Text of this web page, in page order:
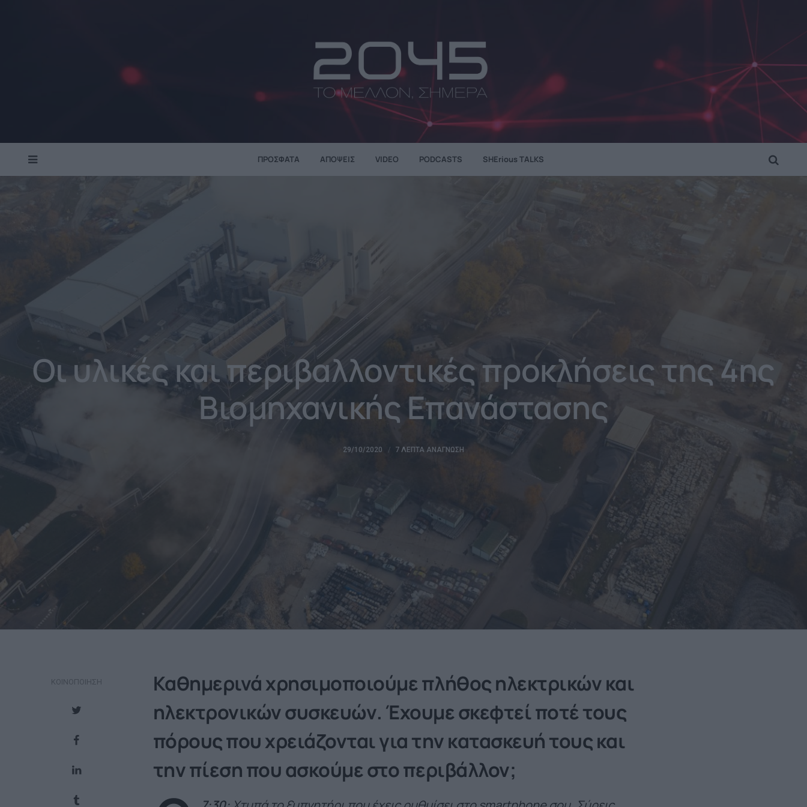
ΠΡΌΣΦΑΤΑ ΑΠΌΨΕΙΣ VIDEO PODCASTS
SHErious TALKS
SEARCH
Οι υλικές και περιβαλλοντικές προκλήσεις της 4ης
Βιομηχανικής Επανάστασης
29/10/2020 7 ΛΕΠΤΆ ΑΝΆΓΝΩΣΗ
ΚΟΙΝΟΠΟΊΗΣΗ
Καθημερινά χρησιμοποιούμε πλήθος ηλεκτρικών και
ηλεκτρονικών συσκευών. Έχουμε σκεφτεί ποτέ τους
πόρους που χρειάζονται για την κατασκευή τους και
την πίεση που ασκούμε στο περιβάλλον;